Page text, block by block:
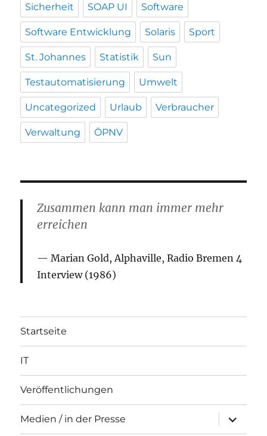
Sicherheit SOAP UI Software
Software Entwicklung Solaris Sport
St. Johannes Statistik Sun
Testautomatisierung Umwelt
Uncategorized Urlaub Verbraucher
Verwaltung ÖPNV
Zusammen kann man immer mehr
erreichen
Marian Gold, Alphaville, Radio Bremen 4
Interview (1986)
Startseite
IT
Veröffentlichungen
Medien / in der Presse
öffnen